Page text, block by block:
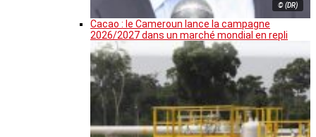
© (DR)
Cacao : le Cameroun lance la campagne
2026/2027 dans un marché mondial en repli